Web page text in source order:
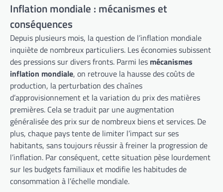
Inflation mondiale : mécanismes et
conséquences
Depuis plusieurs mois, la question de l’inflation mondiale
inquiète de nombreux particuliers. Les économies subissent
des pressions sur divers fronts. Parmi les mécanismes
inflation mondiale, on retrouve la hausse des coûts de
production, la perturbation des chaînes
d’approvisionnement et la variation du prix des matières
premières. Cela se traduit par une augmentation
généralisée des prix sur de nombreux biens et services. De
plus, chaque pays tente de limiter l’impact sur ses
habitants, sans toujours réussir à freiner la progression de
l’inflation. Par conséquent, cette situation pèse lourdement
sur les budgets familiaux et modifie les habitudes de
consommation à l’échelle mondiale.